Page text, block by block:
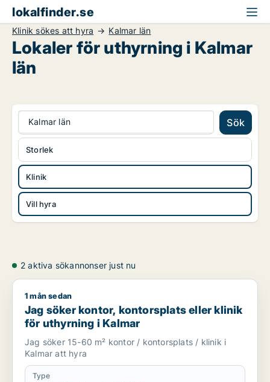
lokalfinder.se
Klinik sökes att hyra Kalmar län
Lokaler för uthyrning i Kalmar
län
Kalmar län Sök
Klinik
Vill hyra
Storlek
2 aktiva sökannonser just nu
Jag söker kontor, kontorsplats eller klinik för uthyrning i
1 mån sedan
Jag söker kontor, kontorsplats eller klinik
för uthyrning i Kalmar
Jag söker 15-60 m² kontor / kontorsplats / klinik i
Kalmar att hyra
Type